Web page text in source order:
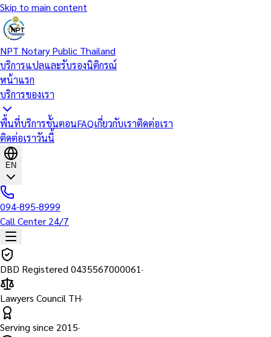
Skip to main content
NPT Notary Public Thailand
บริการแปลและรับรองนิติกรณ์
หน้าแรก
บริการของเรา
พื้นที่บริการขั้นตอนFAQเกี่ยวกับเราติดต่อเรา
ติดต่อเราวันนี้
EN
094-895-8999
Call Center 24/7
DBD Registered 0435567000061·
Lawyers Council TH·
Serving since 2015·